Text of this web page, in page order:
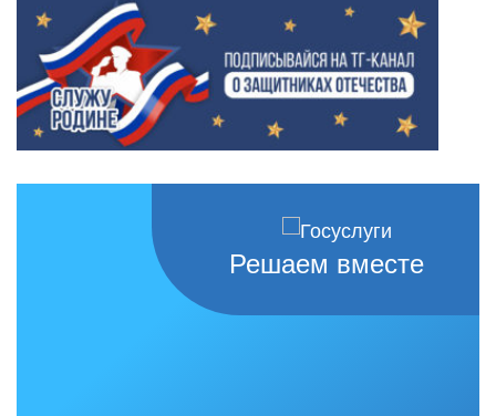
Решаем вместе